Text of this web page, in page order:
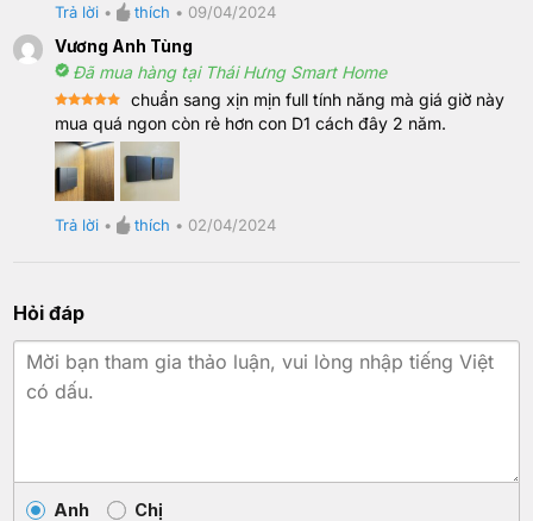
Trả lời • thích • 09/04/2024
Vương Anh Tùng
Đã mua hàng tại Thái Hưng Smart Home
Rated 5
out of 5
chuẩn sang xịn mịn full tính năng mà giá giờ này
mua quá ngon còn rẻ hơn con D1 cách đây 2 năm.
Trả lời • thích • 02/04/2024
Hỏi đáp
Anh Chị